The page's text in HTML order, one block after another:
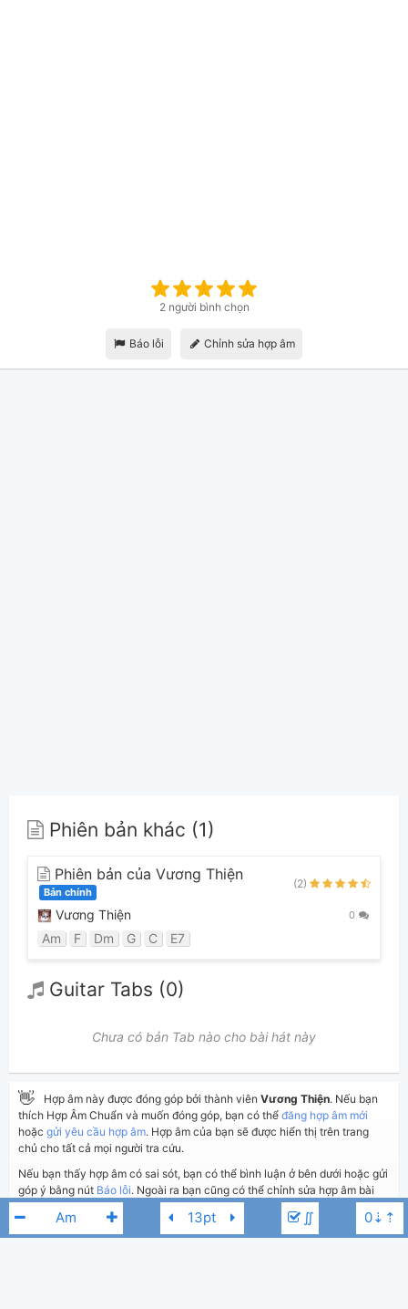
∬
2 người bình chọn
Báo lỗi Chỉnh sửa hợp âm
Phiên bản khác (1)
Phiên bản của Vương Thiện
Bản chính
(2)
Vương Thiện 0
Am F Dm G C E7
Guitar Tabs (0)
Chưa có bản Tab nào cho bài hát này
👋 Hợp âm này được đóng góp bởi thành viên Vương Thiện. Nếu bạn
thích Hợp Âm Chuẩn và muốn đóng góp, bạn có thể đăng hợp âm mới
hoặc gửi yêu cầu hợp âm. Hợp âm của bạn sẽ được hiển thị trên trang
chủ cho tất cả mọi người tra cứu.
Nếu bạn thấy hợp âm có sai sót, bạn có thể bình luận ở bên dưới hoặc gửi
góp ý bằng nút Báo lỗi. Ngoài ra bạn cũng có thể chỉnh sửa hợp âm bài
hát có sẵn và lưu thành phiên bản cá nhân bằng cách nhấn nút
Chỉnh
sửa hợp âm